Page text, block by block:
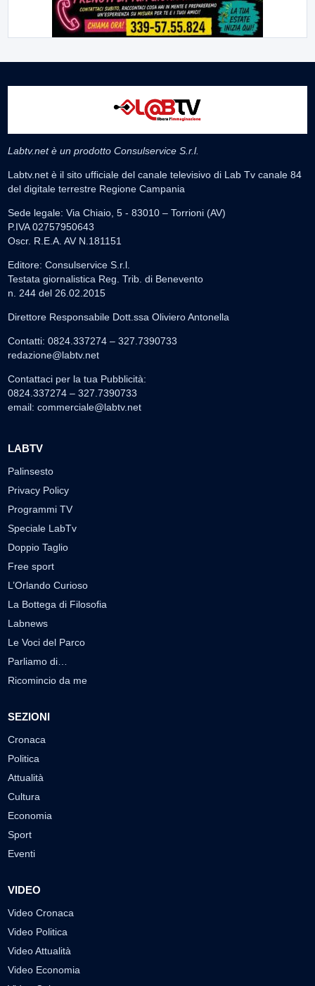
Labtv.net è un prodotto Consulservice S.r.l.
Labtv.net è il sito ufficiale del canale televisivo di Lab Tv canale 84
del digitale terrestre Regione Campania
Sede legale: Via Chiaio, 5 - 83010 – Torrioni (AV)
P.IVA 02757950643
Oscr. R.E.A. AV N.181151
Editore: Consulservice S.r.l.
Testata giornalistica Reg. Trib. di Benevento
n. 244 del 26.02.2015
Direttore Responsabile Dott.ssa Oliviero Antonella
Contatti: 0824.337274 – 327.7390733
redazione@labtv.net
Contattaci per la tua Pubblicità:
0824.337274 – 327.7390733
email: commerciale@labtv.net
LABTV
Palinsesto
Privacy Policy
Programmi TV
Speciale LabTv
Doppio Taglio
Free sport
L’Orlando Curioso
La Bottega di Filosofia
Labnews
Le Voci del Parco
Parliamo di…
Ricomincio da me
SEZIONI
Cronaca
Politica
Attualità
Cultura
Economia
Sport
Eventi
VIDEO
Video Cronaca
Video Politica
Video Attualità
Video Economia